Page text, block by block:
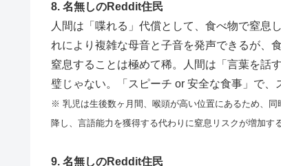
8. 名無しのReddit住民
人間は「喋れる」代償として、食べ物で窒息
れにより複雑な母音と子音を発声できるが、
窒息することは極めて稀。人間は「言葉を話
璧じゃない。「スピーチ or 安全な食事」で、
※ 乳児は生後数ヶ月間、喉頭が高い位置にあるため、
降し、言語能力を獲得する代わりに窒息リスクが増加す
9. 名無しのReddit住民